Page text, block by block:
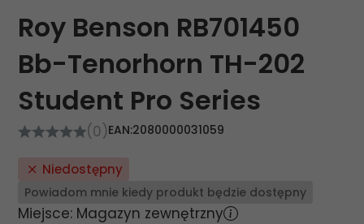
Roy Benson RB701450
Bb-Tenorhorn TH-202
Student Pro Series
(0)EAN:2080000031059
Niedostępny
Powiadom mnie kiedy produkt będzie dostępny
Miejsce: Magazyn zewnętrzny